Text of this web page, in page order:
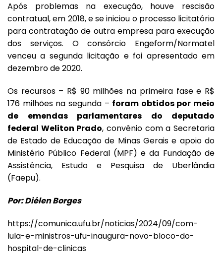
Após problemas na execução, houve rescisão
contratual, em 2018, e se iniciou o processo licitatório
para contratação de outra empresa para execução
dos serviços. O consórcio Engeform/Normatel
venceu a segunda licitação e foi apresentado em
dezembro de 2020.
Os recursos – R$ 90 milhões na primeira fase e R$
176 milhões na segunda – foram obtidos por meio
de emendas parlamentares do deputado
federal Weliton Prado, convênio com a Secretaria
de Estado de Educação de Minas Gerais e apoio do
Ministério Público Federal (MPF) e da Fundação de
Assistência, Estudo e Pesquisa de Uberlândia
(Faepu).
Por: Diélen Borges
https://comunica.ufu.br/noticias/2024/09/com-
lula-e-ministros-ufu-inaugura-novo-bloco-do-
hospital-de-clinicas